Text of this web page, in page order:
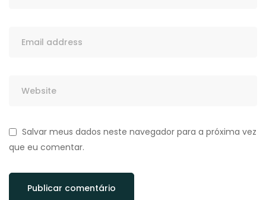
Salvar meus dados neste navegador para a próxima vez
que eu comentar.